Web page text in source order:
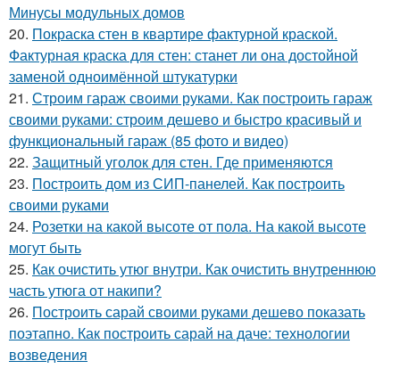
Минусы модульных домов
20. Покраска стен в квартире фактурной краской.
Фактурная краска для стен: станет ли она достойной
заменой одноимённой штукатурки
21. Строим гараж своими руками. Как построить гараж
своими руками: строим дешево и быстро красивый и
функциональный гараж (85 фото и видео)
22. Защитный уголок для стен. Где применяются
23. Построить дом из СИП-панелей. Как построить
своими руками
24. Розетки на какой высоте от пола. На какой высоте
могут быть
25. Как очистить утюг внутри. Как очистить внутреннюю
часть утюга от накипи?
26. Построить сарай своими руками дешево показать
поэтапно. Как построить сарай на даче: технологии
возведения